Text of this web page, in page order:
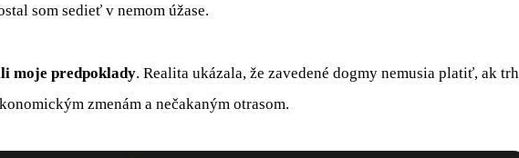
som sedieť v nemom úžase.
moje predpoklady. Realita ukázala, že zavedené dogmy nemusia platiť, ak trh
zmenám a nečakaným otrasom.